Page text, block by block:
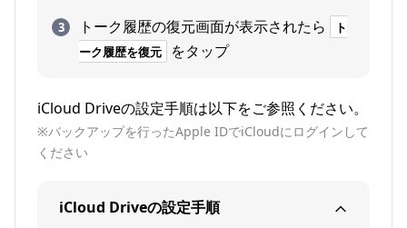
トーク履歴の復元画面が表示されたら
ト
ーク履歴を復元
をタップ
iCloud Driveの設定手順は以下をご参照ください。
※バックアップを行ったApple IDでiCloudにログインして
ください
iCloud Driveの設定手順